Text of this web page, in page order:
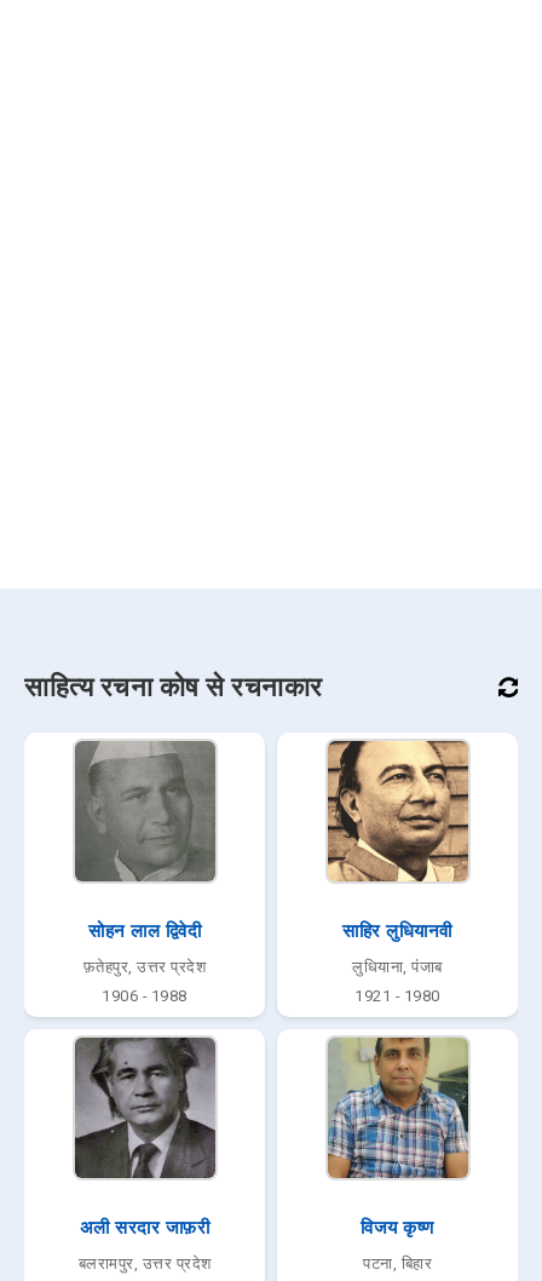
साहित्य रचना कोष से रचनाकार
सोहन लाल द्विवेदी
फ़तेहपुर, उत्तर प्रदेश
1906 - 1988
साहिर लुधियानवी
लुधियाना, पंजाब
1921 - 1980
अली सरदार जाफ़री
बलरामपुर, उत्तर प्रदेश
विजय कृष्ण
पटना, बिहार